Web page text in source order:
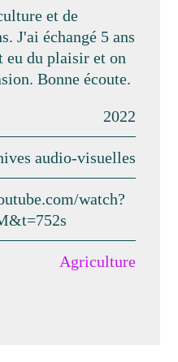
et de
J'ai échangé 5 ans
du plaisir et on
Bonne écoute.
2022
audio-visuelles
watch?
Agriculture